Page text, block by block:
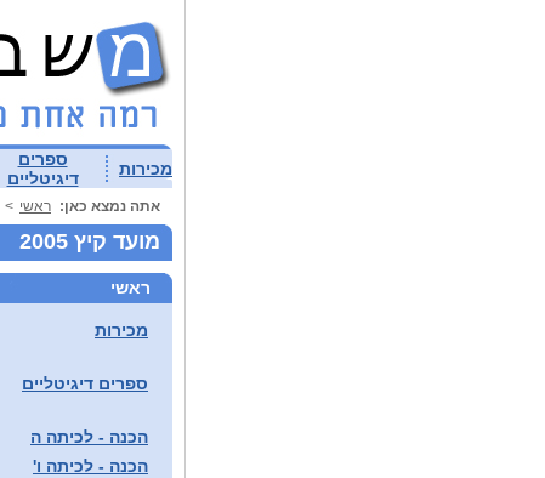
מכירות
ספרים
דיגיטליים
אתה נמצא כאן: ראשי >
מועד קיץ 2005
ראשי
מכירות
ספרים דיגיטליים
הכנה - לכיתה ה
הכנה - לכיתה ו'